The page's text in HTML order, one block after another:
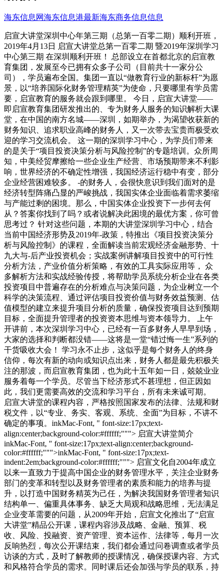
海东信息网海东信息港最新海东商务信息信息
启宣大讲堂深圳中心年第三期（总第一百零二期）顺利开班，
2019年4月13日 启宣大讲堂总第一百零二期 暨2019年深圳学习
中心第三期 在深圳顺利开班！ 总部设立在首都北京的启宣教
育集团，发展至今已拥有众多子公司（目前共十一家分公
司），学员遍布全国。集团一直以“做教育行业的新标杆”为愿
景，以“培养国际化财务管理精英”为使命，只要哪里有学员需
要，启宣教育的服务就会跟到哪里。 今日，启宣大讲堂——
即启宣教育集团研发推出的、专为财务人服务的知识解析大课
堂，在中国的南方名城——深圳，如期举办，为渴望收获新的
财务知识、追求职业高峰的财务人，又一次带去宝贵而极受欢
迎的学习交流机会。 这一期的深圳学习中心，为学员们带来
的是关于“项目投资决策分析与风险控制”的专题培训。众所周
知，中美经贸摩擦给一些企业生产经营、市场预期带来不利影
响，世界经济的不确定性增强，我国经济运行稳中有变，部分
企业经营困难较多。 -的财务人，会很快意识到我们面对的是
经济转型阵痛凸显的严峻挑战，我国实体企业面临着需求萎缩
与产能过剩的困境。那么，中国实体企业投资下一步何去何
从？答案你找到了吗？或者说解决此困境的最优方案，你可曾
思考过？ 针对这些问题，本期的大讲堂深圳学习中心，结合
当前中国经济形势及2019年-政策，特推出《项目投资决策分
析与风险控制》的课程，全面解读当前宏观经济金融形势、十
九大与-后产业投资机会；实战案例讲解项目投资中的可行性
分析方法，产业价值分析策略，有效的工具实际应用等， 众
多解析方法和实战经验传授，将帮助学员系统分析企业在各类
投资项目中普遍存在的分析难点与决策问题，为企业树立一个
科学的决策流程、通过评估项目投资价值与财务效益预测、估
值模型的建立来提升项目分析的质量，确保投资项目达到预期
目标，全面提升管理者的投资资本思维与资本领导力。 上午
开讲前，本次深圳学习中心，已经有一百多财务人早早到场，
大家的选择和判断都没错——这将是一堂“错过悔一生”系列的
干货吸收大会！ 学习永不止步，这似乎是每个财务人的终身
信仰，每次有新的动向或知识点出来，财务人都是最先积极关
注的那波，而启宣教育集团，也为此十五年如一日，兢兢业业
服务着每一个学员。尽管当下经济形式不甚理想，但正因如
此，我们更需要高效的交流和学习平台，所有未来诚可期。
启宣大讲堂的课程内容，严格按照国家发布的法律、法规和财
税文件，以“专业、务实、客观、系统、全面”为目标，不讲不
确定的事项。inkMac-Font, " font-size:17px;text-
align:center;background-color:#ffffff;"""> 启宣大讲堂简介
inkMac-Font, " font-size:17px;text-align:center;background-
color:#ffffff;""">inkMac-Font, " font-size:17px;text-
indent:2em;background-color:#ffffff;"""> 启宣文化自2004年成立
以来一直致力于提高中国企业的财务管理水平，关注企业财务
部门的变革和转型以及财务管理者的素质和能力的培养与提
升，以打造中国财务精英为己任，为解决我国财务管理者知识
结构单一、偏重具体事务、缺乏大局观和战略思维，无法满足
企业变革需要的问题，从2009年开始，启宣文化推出了“启宣
大讲堂”精品公开课，课程内容涉及战略、金融、预算、税
收、风险、投融资、资产管理、资本运作、法律等，每月一次
反响热烈，每次公开课结束，我们都会通过问卷调查或者学员
访谈的方式，及时了解教师的授课情况，确保授课内容、方式
和风格符合学员的需求。同时课后还会加强与学员的联系，持